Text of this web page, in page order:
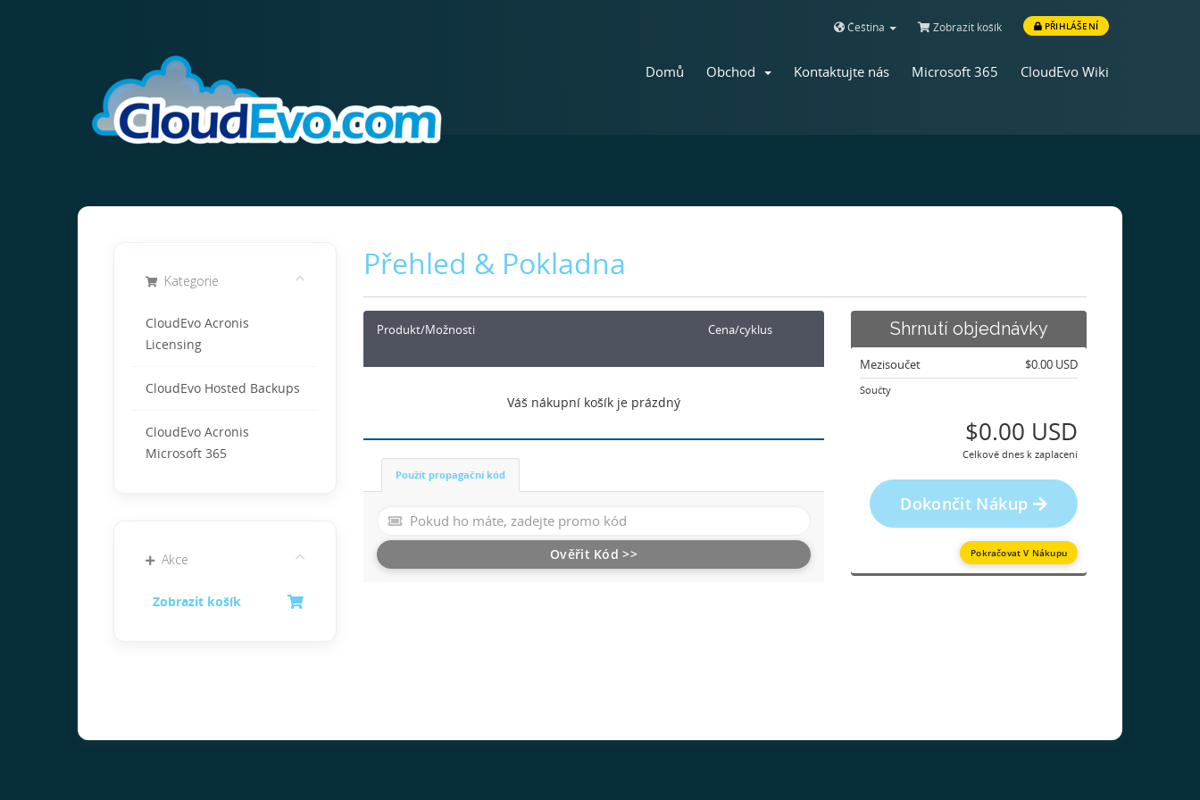
Čeština Zobrazit košík PŘIHLÁŠENÍ
Domů Obchod Kontaktujte nás Microsoft 365 CloudEvo Wiki
Kategorie
CloudEvo Acronis
Licensing
CloudEvo Hosted Backups
CloudEvo Acronis
Microsoft 365
Akce
Zobrazit košík
Přehled & Pokladna
Produkt/Možnosti Cena/cyklus
Váš nákupní košík je prázdný
Použít propagační kód
Ověřit Kód >>
Shrnutí objednávky
Mezisoučet $0.00 USD
Součty
$0.00 USD
Celkově dnes k zaplacení
Dokončit Nákup
Pokračovat V Nákupu